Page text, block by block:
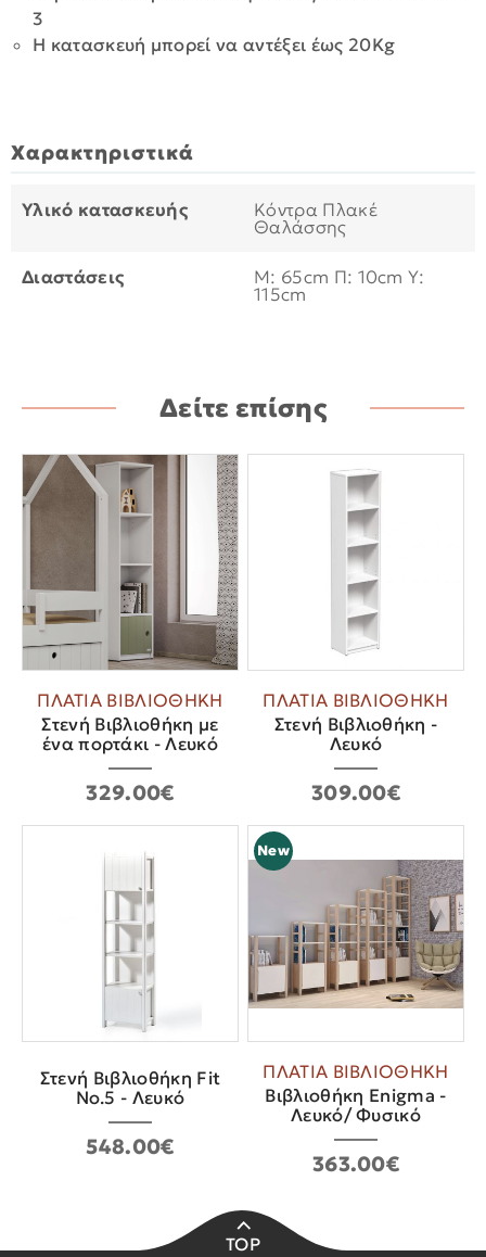
3
Η κατασκευή μπορεί να αντέξει έως 20Kg
Χαρακτηριστικά
Υλικό κατασκευής Κόντρα Πλακέ
Θαλάσσης
Διαστάσεις Μ: 65cm Π: 10cm Υ:
115cm
Δείτε επίσης
ΠΛΑΤΙΑ ΒΙΒΛΙΟΘΗΚΗ
Στενή Βιβλιοθήκη με
ένα πορτάκι - Λευκό
329.00€
ΠΛΑΤΙΑ ΒΙΒΛΙΟΘΗΚΗ
Στενή Βιβλιοθήκη -
Λευκό
309.00€
Στενή Βιβλιοθήκη Fit
No.5 - Λευκό
548.00€
New
ΠΛΑΤΙΑ ΒΙΒΛΙΟΘΗΚΗ
Βιβλιοθήκη Enigma -
Λευκό/ Φυσικό
363.00€
TOP